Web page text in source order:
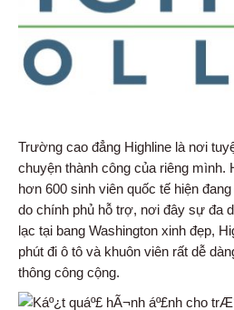
Trường cao đẳng Highline là nơi
chuyện thành công của riêng mình.
hơn 600 sinh viên quốc tế hiện
do chính phủ hỗ trợ, nơi đây sự đa
lạc tại bang Washington xinh đẹp,
phút đi ô tô và khuôn viên rất dễ
thông công cộng.